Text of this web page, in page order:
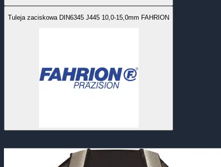
Tuleja zaciskowa DIN6345 J445 10,0-15,0mm FAHRION